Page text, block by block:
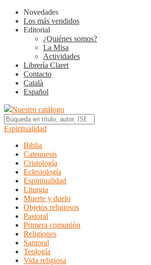
Novedades
Los más vendidos
Editorial
¿Quiénes somos?
La Misa
Actividades
Librería Claret
Contacto
Català
Español
Nuestro catálogo
Espiritualidad
Biblia
Catequesis
Cristología
Eclesiología
Espiritualidad
Liturgia
Muerte y duelo
Objetos religiosos
Pastoral
Primera comunión
Religiones
Santoral
Teología
Vida religiosa